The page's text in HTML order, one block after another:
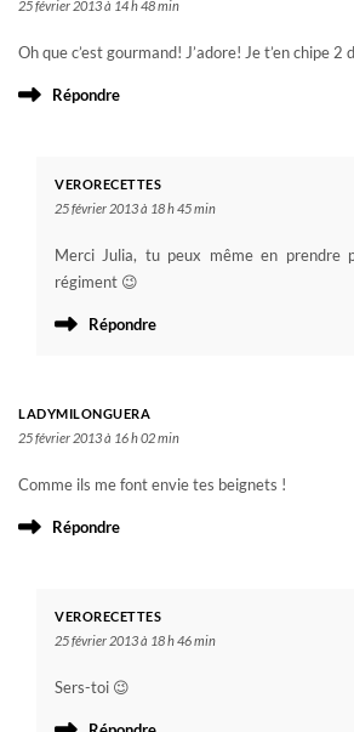
25 février 2013 à 14 h 48 min
Oh que c’est gourmand! J’adore! Je t’en chipe 2
Répondre
VERORECETTES
25 février 2013 à 18 h 45 min
Merci Julia, tu peux même en prendre
régiment 😉
Répondre
LADYMILONGUERA
25 février 2013 à 16 h 02 min
Comme ils me font envie tes beignets !
Répondre
VERORECETTES
25 février 2013 à 18 h 46 min
Sers-toi 😉